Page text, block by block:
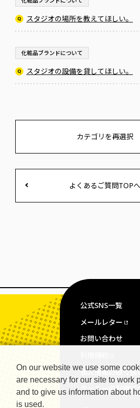
スタジオの場所を教えてほしい。
化粧品ブランドについて
スタジオの設備を貸してほしい。
カテゴリを再選択
よくあるご質問TOPへ
公式SNS一覧
メールレター
お問い合わせ
個人情報の取り扱
クッキーの利用に
On our website we use some
are necessary for our site to work
and to give us information about
is used.